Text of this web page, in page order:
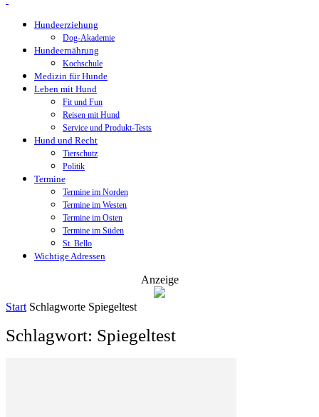
Hundeerziehung
Dog-Akademie
Hundeernährung
Kochschule
Medizin für Hunde
Leben mit Hund
Fit und Fun
Reisen mit Hund
Service und Produkt-Tests
Hund und Recht
Tierschutz
Politik
Termine
Termine im Norden
Termine im Westen
Termine im Osten
Termine im Süden
St. Bello
Wichtige Adressen
Anzeige
Start Schlagworte Spiegeltest
Schlagwort: Spiegeltest